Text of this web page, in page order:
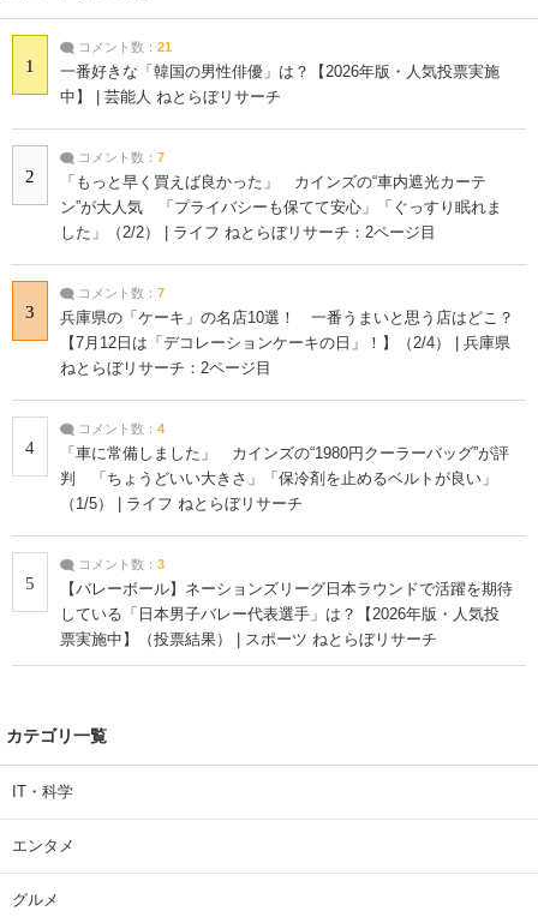
1
コメント数： 21
一番好きな「韓国の男性俳優」は？【2026年版・人気投票実施
中】 | 芸能人 ねとらぼリサーチ
2
コメント数： 7
「もっと早く買えば良かった」 カインズの“車内遮光カーテ
ン”が大人気 「プライバシーも保てて安心」「ぐっすり眠れま
した」（2/2） | ライフ ねとらぼリサーチ：2ページ目
3
コメント数： 7
兵庫県の「ケーキ」の名店10選！ 一番うまいと思う店はどこ？
【7月12日は「デコレーションケーキの日」！】（2/4） | 兵庫県
ねとらぼリサーチ：2ページ目
4
コメント数： 4
「車に常備しました」 カインズの“1980円クーラーバッグ”が評
判 「ちょうどいい大きさ」「保冷剤を止めるベルトが良い」
（1/5） | ライフ ねとらぼリサーチ
5
コメント数： 3
【バレーボール】ネーションズリーグ日本ラウンドで活躍を期待
している「日本男子バレー代表選手」は？【2026年版・人気投
票実施中】（投票結果） | スポーツ ねとらぼリサーチ
カテゴリ一覧
IT・科学
エンタメ
グルメ